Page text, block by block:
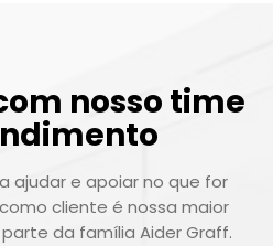
nosso time
ajudar e apoiar no que for
cliente é nossa maior
da família Aider Graff.